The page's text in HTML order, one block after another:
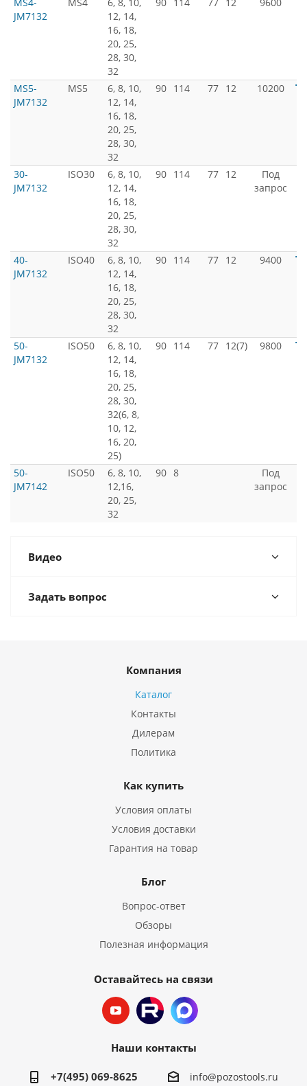
JM7132
12, 14,
16, 18,
20, 25,
28, 30,
32
MS5-
JM7132
MS5
6, 8, 10,
12, 14,
16, 18,
20, 25,
28, 30,
32
90 114 77 12 10200
30-
JM7132
ISO30
6, 8, 10,
12, 14,
16, 18,
20, 25,
28, 30,
32
90 114 77 12
Под
запрос
40-
JM7132
ISO40
6, 8, 10,
12, 14,
16, 18,
20, 25,
28, 30,
32
90 114 77 12 9400
50-
JM7132
ISO50
6, 8, 10,
12, 14,
16, 18,
20, 25,
28, 30,
32(6, 8,
10, 12,
16, 20,
25)
90 114 77 12(7) 9800
50-
JM7142
ISO50
6, 8, 10,
12,16,
20, 25,
32
90 8
Под
запрос
Видео
Задать вопрос
Компания
Каталог
Контакты
Дилерам
Политика
Как купить
Условия оплаты
Условия доставки
Гарантия на товар
Блог
Вопрос-ответ
Обзоры
Полезная информация
Оставайтесь на связи
Наши контакты
+7(495) 069-8625 info@pozostools.ru